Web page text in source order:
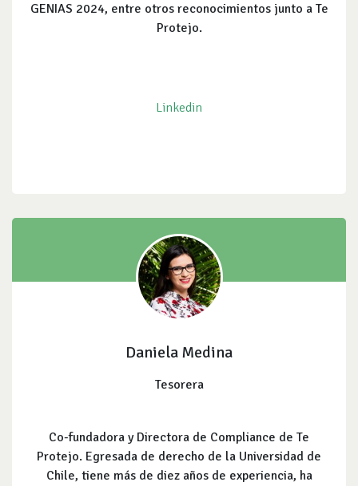
GENIAS 2024, entre otros reconocimientos junto a Te
Protejo.
Linkedin
Daniela Medina
Tesorera
Co-fundadora y Directora de Compliance de Te
Protejo. Egresada de derecho de la Universidad de
Chile, tiene más de diez años de experiencia, ha